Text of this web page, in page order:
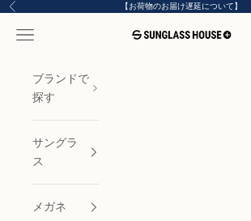
コンテンツへスキップ
前へ 【お荷物のお届け遅延について】
サングラスハウス プラス
メニューを開く
ブランドで
探す
サングラ
ス
メガネ
レ
ン
合、